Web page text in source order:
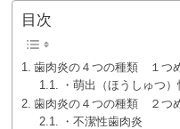
目次
歯肉炎の４つの種類 １つ
・萌出（ほうしゅつ
歯肉炎の４つの種類 ２つ
・不潔性歯肉炎